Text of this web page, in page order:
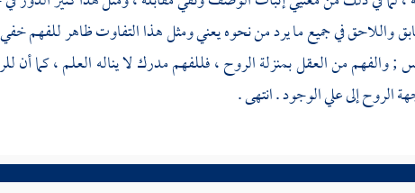
واللاحق في جميع ما يرد من نحوه يعني ومثل هذا التفاوت ظاهر للفهم
; والفهم من العقل بمنزلة الروح ، فللفهم مدرك لا يناله العلم ، كما أن
الروح إلى علي الوجود . انتهى .